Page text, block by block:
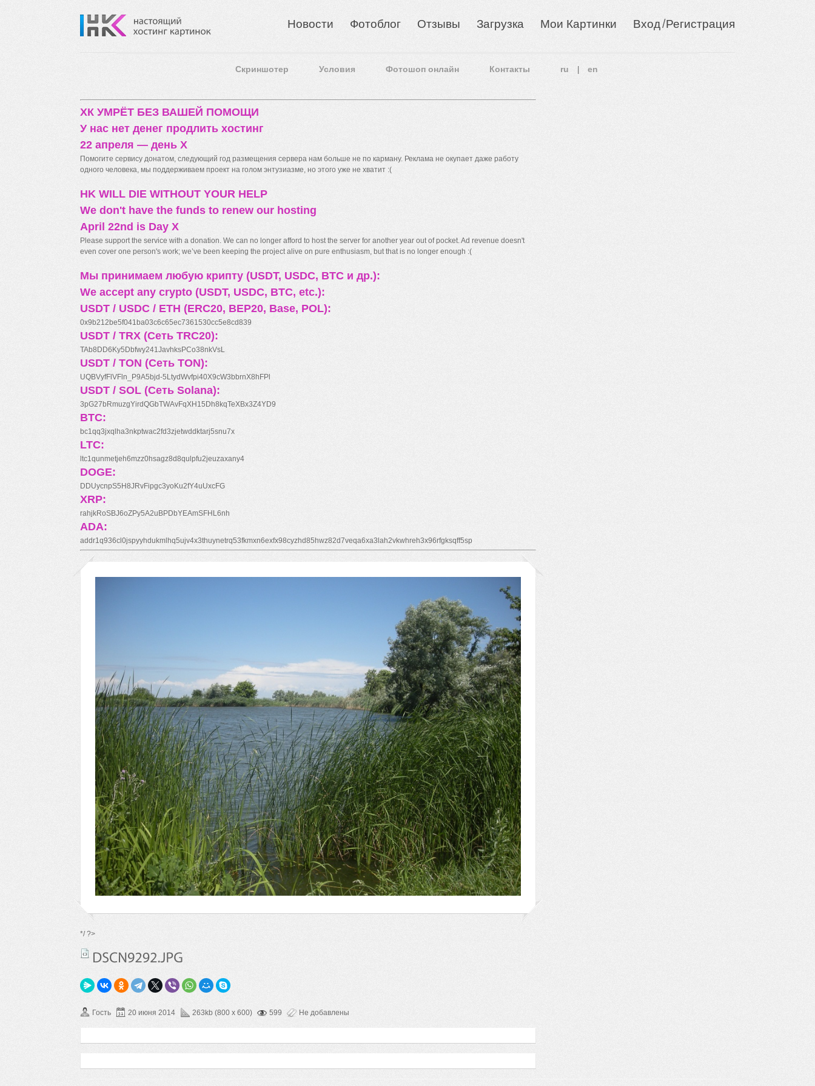
Новости Фотоблог Отзывы Загрузка Мои Картинки Вход/Регистрация
Скриншотер Условия Фотошоп онлайн Контакты ru en
ХК УМРЁТ БЕЗ ВАШЕЙ ПОМОЩИ
У нас нет денег продлить хостинг
22 апреля — день X
Помогите сервису донатом, следующий год размещения сервера нам больше не по карману. Реклама не окупает даже работу
одного человека, мы поддерживаем проект на голом энтузиазме, но этого уже не хватит :(
HK WILL DIE WITHOUT YOUR HELP
We don't have the funds to renew our hosting
April 22nd is Day X
Please support the service with a donation. We can no longer afford to host the server for another year out of pocket. Ad revenue doesn't
even cover one person's work; we’ve been keeping the project alive on pure enthusiasm, but that is no longer enough :(
Мы принимаем любую крипту (USDT, USDC, BTC и др.):
We accept any crypto (USDT, USDC, BTC, etc.):
USDT / USDC / ETH (ERC20, BEP20, Base, POL):
0x9b212be5f041ba03c6c65ec7361530cc5e8cd839
USDT / TRX (Сеть TRC20):
TAb8DD6Ky5Dbfwy241JavhksPCo38nkVsL
USDT / TON (Сеть TON):
UQBVyfFlVFln_P9A5bjd-5LtydWvfpi40X9cW3bbrnX8hFPl
USDT / SOL (Сеть Solana):
3pG27bRmuzgYirdQGbTWAvFqXH15Dh8kqTeXBx3Z4YD9
BTC:
bc1qq3jxqlha3nkptwac2fd3zjetwddktarj5snu7x
LTC:
ltc1qunmetjeh6mzz0hsagz8d8qulpfu2jeuzaxany4
DOGE:
DDUycnpS5H8JRvFipgc3yoKu2fY4uUxcFG
XRP:
rahjkRoSBJ6oZPy5A2uBPDbYEAmSFHL6nh
ADA:
addr1q936cl0jspyyhdukmlhq5ujv4x3thuynetrq53fkmxn6exfx98cyzhd85hwz82d7veqa6xa3lah2vkwhreh3x96rfgksqff5sp
*/ ?>
Гость 20 июня 2014 263kb (800 x 600) 599 Не добавлены